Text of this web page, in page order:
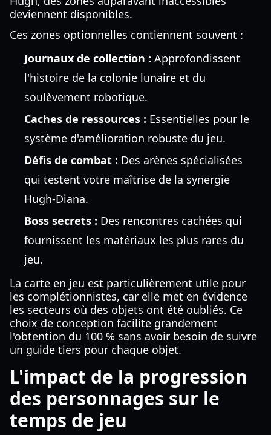
deviennent disponibles.
Ces zones optionnelles contiennent souvent :
Journaux de collection : Approfondissent
l'histoire de la colonie lunaire et du
soulèvement robotique.
Caches de ressources : Essentielles pour le
système d'amélioration robuste du jeu.
Défis de combat : Des arènes spécialisées
qui testent votre maîtrise de la synergie
Hugh-Diana.
Boss secrets : Des rencontres cachées qui
fournissent les matériaux les plus rares du
jeu.
La carte en jeu est particulièrement utile pour
les complétionnistes, car elle met en évidence
les secteurs où des objets ont été oubliés. Ce
choix de conception facilite grandement
l'obtention du 100 % sans avoir besoin de suivre
un guide tiers pour chaque objet.
L'impact de la progression
des personnages sur le
temps de jeu